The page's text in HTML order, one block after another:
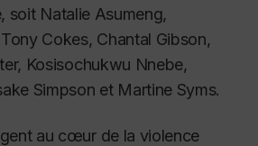
soit Natalie Asumeng,
Cokes, Chantal Gibson,
Kosisochukwu Nnebe,
Simpson et Martine Syms.
au cœur de la violence